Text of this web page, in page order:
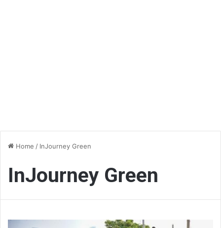
Home / InJourney Green
InJourney Green